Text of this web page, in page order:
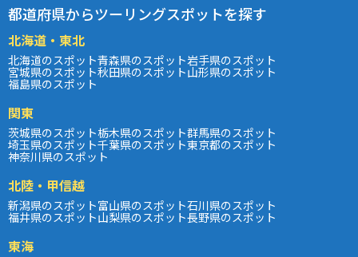
都道府県からツーリングスポットを探す
北海道・東北
北海道のスポット青森県のスポット岩手県のスポット
宮城県のスポット秋田県のスポット山形県のスポット
福島県のスポット
関東
茨城県のスポット栃木県のスポット群馬県のスポット
埼玉県のスポット千葉県のスポット東京都のスポット
神奈川県のスポット
北陸・甲信越
新潟県のスポット富山県のスポット石川県のスポット
福井県のスポット山梨県のスポット長野県のスポット
東海